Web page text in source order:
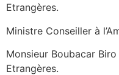
Etrangères.
Ministre Conseiller à
Monsieur Boubacar
Etrangères.